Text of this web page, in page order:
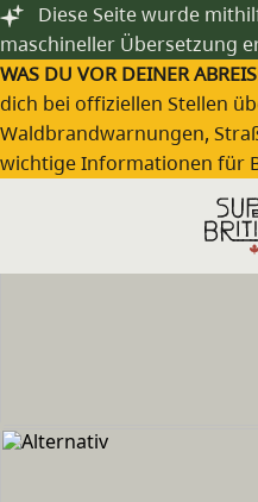
Zum Hauptinhalt springen
Diese Seite wurde
maschineller Übersetzung
WAS DU VOR DEINER
dich bei offiziellen Stellen
Waldbrandwarnungen,
wichtige Informationen für